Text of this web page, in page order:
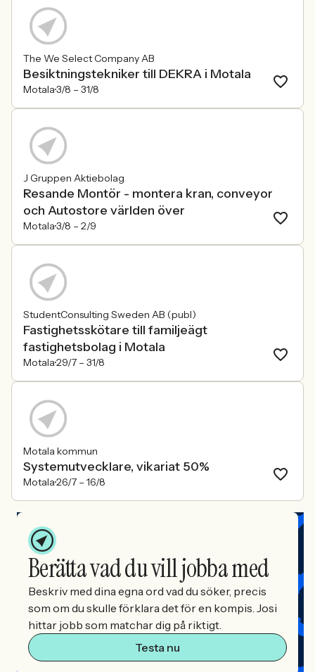
The We Select Company AB
Besiktningstekniker till DEKRA i Motala
Motala3/8 – 31/8
J Gruppen Aktiebolag
Resande Montör - montera kran, conveyor
och Autostore världen över
Motala3/8 – 2/9
StudentConsulting Sweden AB (publ)
Fastighetsskötare till familjeägt
fastighetsbolag i Motala
Motala29/7 – 31/8
Motala kommun
Systemutvecklare, vikariat 50%
Motala26/7 – 16/8
Berätta vad du vill jobba med
Beskriv med dina egna ord vad du söker, precis
som om du skulle förklara det för en kompis. Josi
hittar jobb som matchar dig på riktigt.
Testa nu